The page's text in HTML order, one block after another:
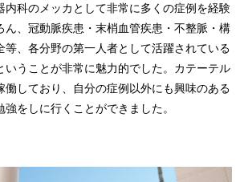
内科のメッカとして非常に多くの症例を経験
ん、冠動脈疾患・末梢血管疾患・不整脈・構
等、各分野の第一人者として活躍されている
いうことが非常に魅力的でした。カテーテル
働しており、自分の症例以外にも興味のある
をしに行くことができました。